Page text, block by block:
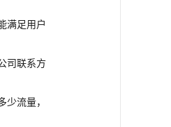
满足用户
司联系方
流量，